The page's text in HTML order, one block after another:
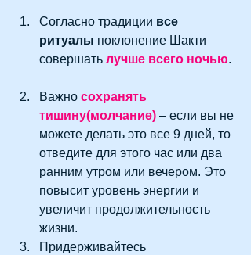
Согласно традиции все
ритуалы поклонение Шакти
совершать лучше всего ночью.
Важно сохранять
тишину(молчание) – если вы не
можете делать это все 9 дней, то
отведите для этого час или два
ранним утром или вечером. Это
повысит уровень энергии и
увеличит продолжительность
жизни.
Придерживайтесь